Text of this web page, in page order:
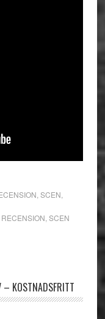
SCEN
RECENSION SCEN
– KOSTNADSFRITT